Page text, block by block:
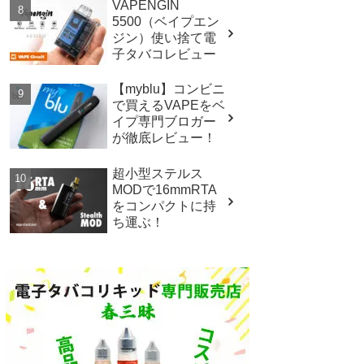
VAPENGIN
5500（ベイプエン
ジン）使い捨て電
子タバコレビュー
【myblu】コンビニ
で買えるVAPEをベ
イプ専門ブロガー
が徹底レビュー！
超小型ステルス
MODで16mmRTA
をコンパクトに持
ち運ぶ！